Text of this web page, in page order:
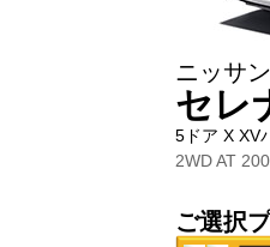
ニッサン
セレ
5ドア X XV
2WD AT
ご選択